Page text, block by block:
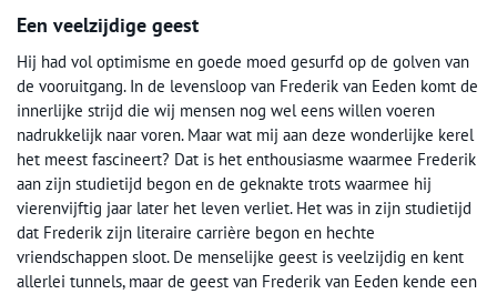
Een veelzijdige geest
Hij had vol optimisme en goede moed gesurfd op de golven van
de vooruitgang. In de levensloop van Frederik van Eeden komt de
innerlijke strijd die wij mensen nog wel eens willen voeren
nadrukkelijk naar voren. Maar wat mij aan deze wonderlijke kerel
het meest fascineert? Dat is het enthousiasme waarmee Frederik
aan zijn studietijd begon en de geknakte trots waarmee hij
vierenvijftig jaar later het leven verliet. Het was in zijn studietijd
dat Frederik zijn literaire carrière begon en hechte
vriendschappen sloot. De menselijke geest is veelzijdig en kent
allerlei tunnels, maar de geest van Frederik van Eeden kende een